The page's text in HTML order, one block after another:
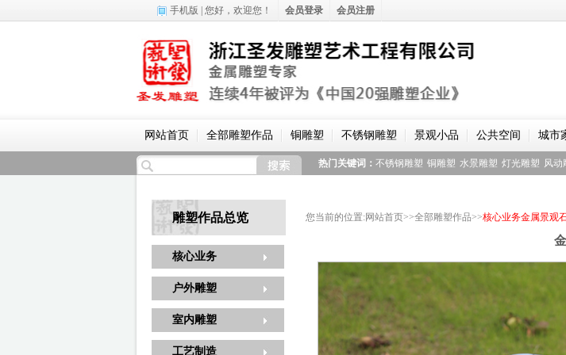
网站首页 全部雕塑作品 铜雕塑 不锈钢雕塑 景观小品 公共空间 城市
热门关键词： 不锈钢雕塑 铜雕塑 水景雕塑 灯光雕塑 风动
雕塑作品总览
核心业务
户外雕塑
室内雕塑
工艺制造
您当前的位置:网站首页>>全部雕塑作品>>核心业务金属景观
手机版 | 您好， 欢迎您！ 会员登录 会员注册